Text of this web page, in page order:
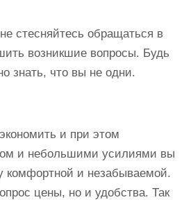
стесняйтесь обращаться в
возникшие вопросы. Будь
знать, что вы не одни.
и при этом
и небольшими усилиями вы
комфортной и незабываемой.
цены, но и удобства. Так